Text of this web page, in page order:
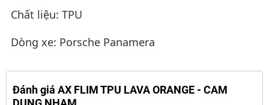
Chất liệu: TPU
Dòng xe: Porsche Panamera
Đánh giá AX FLIM TPU LAVA ORANGE - CAM